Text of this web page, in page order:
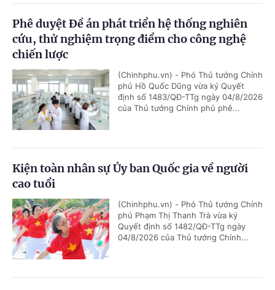
Phê duyệt Đề án phát triển hệ thống nghiên
cứu, thử nghiệm trọng điểm cho công nghệ
chiến lược
(Chinhphu.vn) - Phó Thủ tướng Chính
phủ Hồ Quốc Dũng vừa ký Quyết
định số 1483/QĐ-TTg ngày 04/8/2026
của Thủ tướng Chính phủ phê...
Kiện toàn nhân sự Ủy ban Quốc gia về người
cao tuổi
(Chinhphu.vn) - Phó Thủ tướng Chính
phủ Phạm Thị Thanh Trà vừa ký
Quyết định số 1482/QĐ-TTg ngày
04/8/2026 của Thủ tướng Chính...